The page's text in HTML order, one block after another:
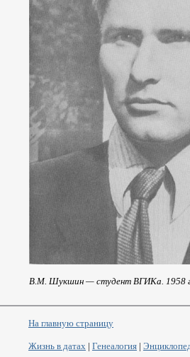
В.М. Шукшин — студент ВГИКа. 1958
На главную страницу
Жизнь в датах | Генеалогия |